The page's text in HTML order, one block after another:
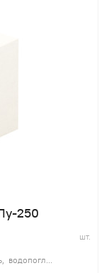
250
шт.
водопогл...